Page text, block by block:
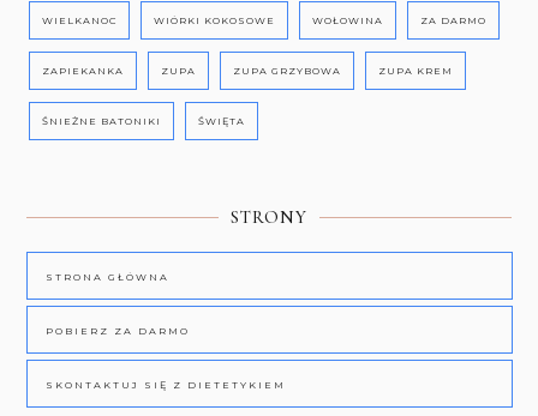
WIELKANOC WIÓRKI KOKOSOWE WOŁOWINA ZA DARMO
ZAPIEKANKA ZUPA ZUPA GRZYBOWA ZUPA KREM
ŚNIEŻNE BATONIKI ŚWIĘTA
STRONY
STRONA GŁÓWNA
POBIERZ ZA DARMO
SKONTAKTUJ SIĘ Z DIETETYKIEM